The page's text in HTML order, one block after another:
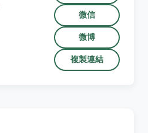
微信
微博
複製連結